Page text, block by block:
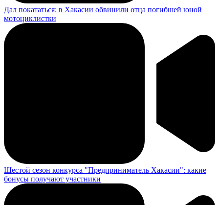
Дал покататься: в Хакасии обвинили отца погибшей юной
мотоциклистки
Шестой сезон конкурса "Предприниматель Хакасии": какие
бонусы получают участники